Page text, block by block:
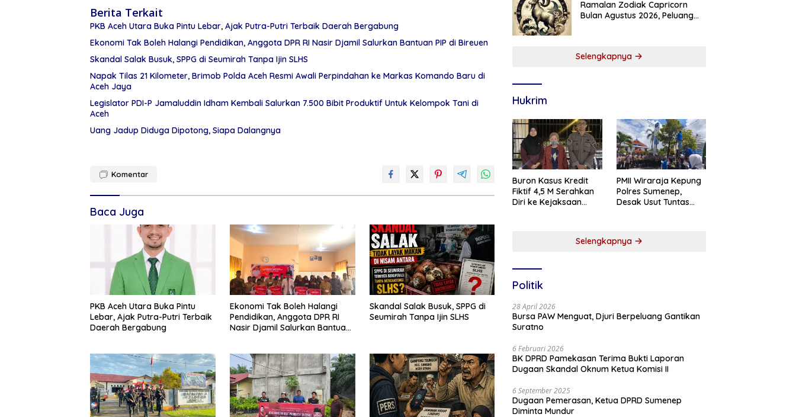
Berita Terkait
PKB Aceh Utara Buka Pintu Lebar, Ajak Putra-Putri Terbaik Daerah Bergabung
Ekonomi Tak Boleh Halangi Pendidikan, Anggota DPR RI Nasir Djamil Salurkan Bantuan PIP di Bireuen
Skandal Salak Busuk, SPPG di Seumirah Tanpa Ijin SLHS
Napak Tilas 21 Kilometer, Brimob Polda Aceh Resmi Awali Perpindahan ke Markas Komando Baru di
Aceh Jaya
Legislator PDI-P Jamaluddin Idham Kembali Salurkan 7.500 Bibit Produktif Untuk Kelompok Tani di
Aceh
Uang Jadup Diduga Dipotong, Siapa Dalangnya
Komentar
Baca Juga
PKB Aceh Utara Buka Pintu
Lebar, Ajak Putra-Putri Terbaik
Daerah Bergabung
Ekonomi Tak Boleh Halangi
Pendidikan, Anggota DPR RI
Nasir Djamil Salurkan Bantuan
Skandal Salak Busuk, SPPG di
Seumirah Tanpa Ijin SLHS
Ramalan Zodiak Capricorn
Bulan Agustus 2026, Peluang
Selengkapnya
Hukrim
Buron Kasus Kredit
Fiktif 4,5 M Serahkan
Diri ke Kejaksaan
PMII Wiraraja Kepung
Polres Sumenep,
Desak Usut Tuntas
Selengkapnya
Politik
28 April 2026
Bursa PAW Menguat, Djuri Berpeluang Gantikan
Suratno
6 Februari 2026
BK DPRD Pamekasan Terima Bukti Laporan
Dugaan Skandal Oknum Ketua Komisi II
6 September 2025
Dugaan Pemerasan, Ketua DPRD Sumenep
Diminta Mundur